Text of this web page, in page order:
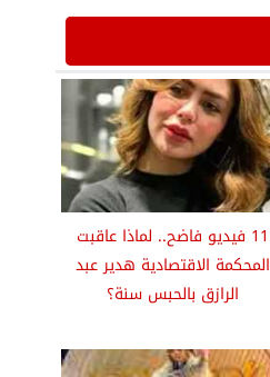
11 فيديو فاضح.. لماذا عاقبت
المحكمة الاقتصادية هدير عبد
الرازق بالحبس سنة؟